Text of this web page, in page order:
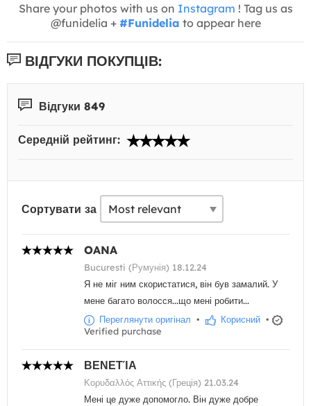
Share your photos with us on Instagram ! Tag us as
@funidelia + #Funidelia to appear here
ВІДГУКИ ПОКУПЦІВ:
Відгуки 849
Середній рейтинг:
Сортувати за
OANA
Bucuresti (Румунія) 18.12.24
Я не міг ним скористатися, він був замалий. У
мене багато волосся...що мені робити...
Переглянути оригінал • Корисний •
Verified purchase
ΒΕΝΕΤΊΑ
Κορυδαλλός Αττικής (Греція) 21.03.24
Мені це дуже допомогло. Він дуже добре